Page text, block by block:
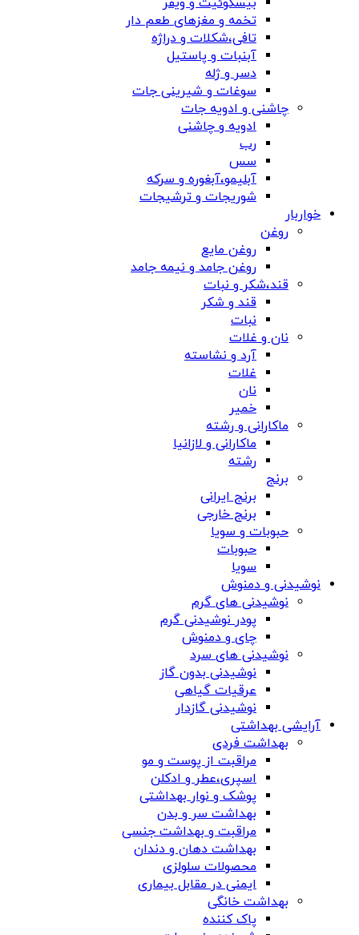
تخمه و مغزهای طعم دار
تافی،شکلات و دراژه
آبنبات و پاستیل
دسر و ژله
سوغات و شیرینی جات
چاشنی و ادویه جات
ادویه و چاشنی
رب
سس
آبلیمو،آبغوره و سرکه
شوریجات و ترشیجات
خواربار
روغن
روغن مایع
روغن جامد و نیمه جامد
قند،شکر و نبات
قند و شکر
نبات
نان و غلات
آرد و نشاسته
غلات
نان
خمیر
ماکارانی و رشته
ماکارانی و لازانیا
رشته
برنج
برنج ایرانی
برنج خارجی
حبوبات و سویا
حبوبات
سویا
نوشیدنی و دمنوش
نوشیدنی های گرم
پودر نوشیدنی گرم
چای و دمنوش
نوشیدنی های سرد
نوشیدنی بدون گاز
عرقیات گیاهی
نوشیدنی گازدار
آرایشی بهداشتی
بهداشت فردی
مراقبت از پوست و مو
اسپری،عطر و ادکلن
پوشک و نوار بهداشتی
بهداشت سر و بدن
مراقبت و بهداشت جنسی
بهداشت دهان و دندان
محصولات سلولزی
ایمنی در مقابل بیماری
بهداشت خانگی
پاک کننده